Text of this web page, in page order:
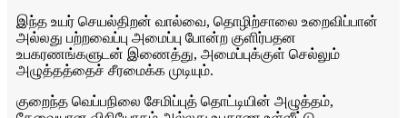
இந்த உயர் செயல்திறன் வால்வை, தொழிற்சாலை உறைவிப்பான்
அல்லது பற்றவைப்பு அமைப்பு போன்ற குளிர்பதன
உபகரணங்களுடன் இணைத்து, அமைப்புக்குள் செல்லும்
அழுத்தத்தைச் சீரமைக்க முடியும்.
குறைந்த வெப்பநிலை சேமிப்புத் தொட்டியின் அழுத்தம்,